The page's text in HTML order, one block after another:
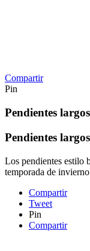
Compartir
Pin
Pendientes largos
Pendientes largos
Los pendientes estilo
temporada de
Compartir
Tweet
Pin
Compartir